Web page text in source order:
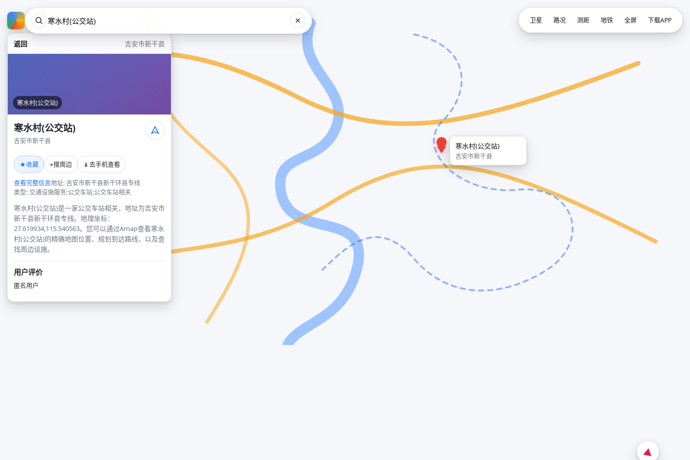
返回 吉安市新干县
寒水村(公交站)
寒水村(公交站)
吉安市新干县
★收藏 ⌖搜周边 📱 去手机查看
查看完整信息地址: 吉安市新干县新干环县专线
类型: 交通设施服务;公交车站;公交车站相关
寒水村(公交站)是一家公交车站相关，地址为吉安市
新干县新干环县专线。地理坐标：
27.619934,115.540563。您可以通过Amap查看寒水
村(公交站)的精确地图位置、规划到达路线，以及查
找周边设施。
用户评价
匿名用户
寒水村(公交站)
吉安市新干县
卫星 路况 测距 地铁 全屏 下载APP